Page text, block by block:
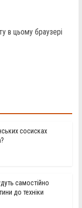
в цьому браузері
сосисках
самостійно
до техніки